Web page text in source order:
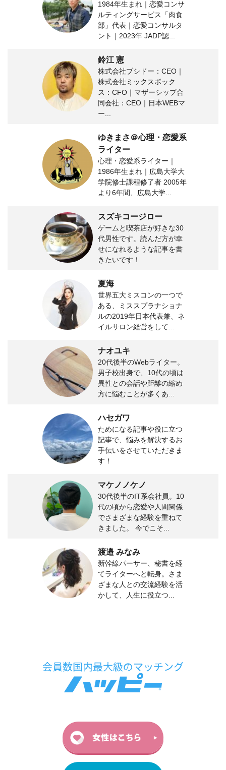
1984年生まれ｜恋愛コンサ
ルティングサービス「肉食
部」代表｜恋愛コンサルタ
ント｜2023年 JADP認...
鈴江 憲
株式会社ブシドー：CEO｜
株式会社ミックスボック
ス：CFO｜マザーシップ合
同会社：CEO｜日本WEBマ
ー...
ゆきまさ＠心理・恋愛系
ライター
心理・恋愛系ライター｜
1986年生まれ｜広島大学大
学院修士課程修了者 2005年
より6年間、広島大学...
スズキコージロー
ゲームと喫茶店が好きな30
代男性です。読んだ方が幸
せになれるような記事を書
きたいです！
夏海
世界五大ミスコンの一つで
ある、ミススプラナショナ
ルの2019年日本代表兼、ネ
イルサロン経営をして...
ナオユキ
20代後半のWebライター。
男子校出身で、10代の頃は
異性との会話や距離の縮め
方に悩むことが多くあ...
ハセガワ
ためになる記事や役に立つ
記事で、悩みを解決するお
手伝いをさせていただきま
す！
マケノノケノ
30代後半のIT系会社員。10
代の頃から恋愛や人間関係
でさまざまな経験を重ねて
きました。 今でこそ...
渡邉 みなみ
新幹線パーサー、秘書を経
てライターへと転身。さま
ざまな人との交流経験を活
かして、人生に役立つ...